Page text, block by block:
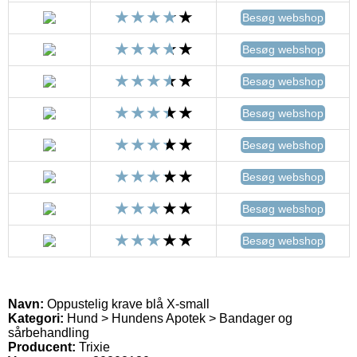
Besøg webshop
Besøg webshop
Besøg webshop
Besøg webshop
Besøg webshop
Besøg webshop
Besøg webshop
Besøg webshop
Navn: Oppustelig krave blå X-small
Kategori: Hund > Hundens Apotek > Bandager og
sårbehandling
Producent: Trixie